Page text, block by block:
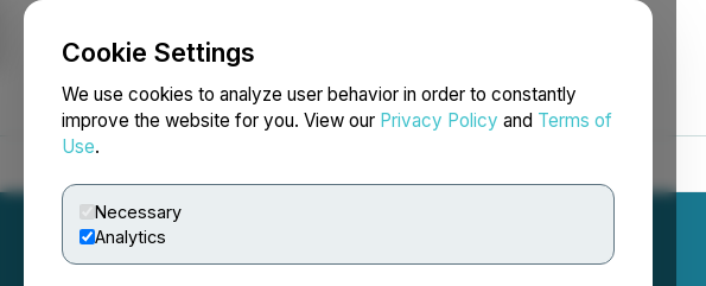
Cookie Settings
We use cookies to analyze user behavior in order to constantly
improve the website for you. View our Privacy Policy and Terms of
Use.
Necessary
Analytics
NEWSFILE